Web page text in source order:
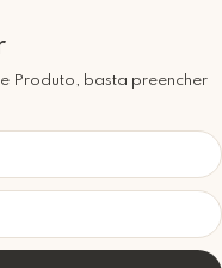
Produto, basta preencher